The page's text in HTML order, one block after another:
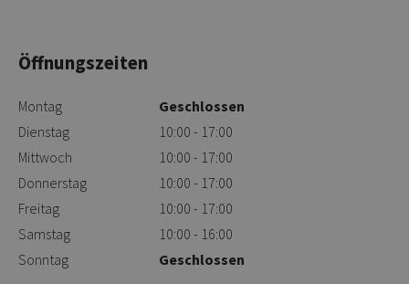
Öffnungszeiten
Montag
Geschlossen
Dienstag
10:00 - 17:00
Mittwoch
10:00 - 17:00
Donnerstag
10:00 - 17:00
Freitag
10:00 - 17:00
Samstag
10:00 - 16:00
Sonntag
Geschlossen